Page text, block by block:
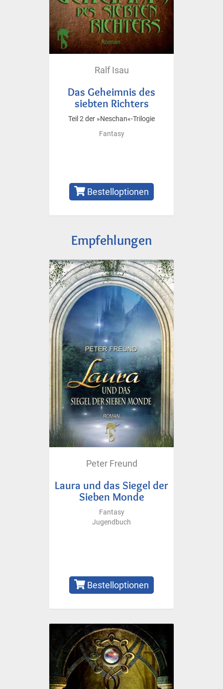
Ralf Isau
Das Geheimnis des
siebten Richters
Teil 2 der »Neschan«-Trilogie
Fantasy
Bestelloptionen
Empfehlungen
Peter Freund
Laura und das Siegel der
Sieben Monde
Fantasy
Jugendbuch
Bestelloptionen